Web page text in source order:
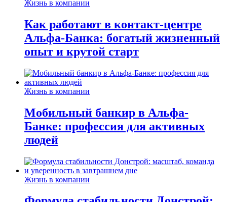
Жизнь в компании
Как работают в контакт-центре
Альфа-Банка: богатый жизненный
опыт и крутой старт
Жизнь в компании
Мобильный банкир в Альфа-
Банке: профессия для активных
людей
Жизнь в компании